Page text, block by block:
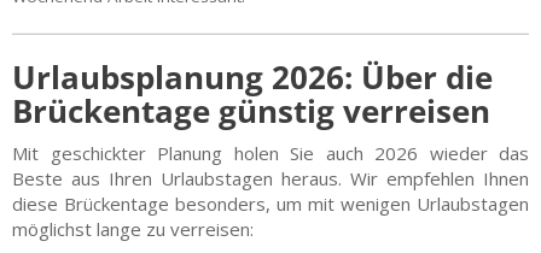
Urlaubsplanung 2026: Über die
Brückentage günstig verreisen
Mit geschickter Planung holen Sie auch 2026 wieder das
Beste aus Ihren Urlaubstagen heraus. Wir empfehlen Ihnen
diese Brückentage besonders, um mit wenigen Urlaubstagen
möglichst lange zu verreisen: